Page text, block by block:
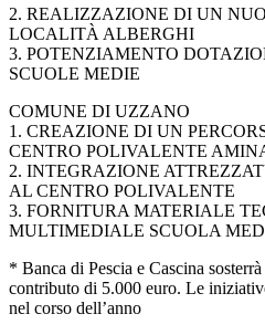
2. REALIZZAZIONE DI UN
LOCALITÀ ALBERGHI
3. POTENZIAMENTO
SCUOLE MEDIE
COMUNE DI UZZANO
1. CREAZIONE DI UN
CENTRO POLIVALENTE
2. INTEGRAZIONE
AL CENTRO POLIVALENTE
3. FORNITURA MATERIALE
MULTIMEDIALE SCUOLA
* Banca di Pescia e Cascina
contributo di 5.000 euro. Le
nel corso dell’anno